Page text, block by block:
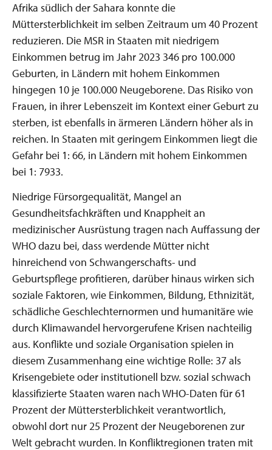
Afrika südlich der Sahara konnte die
Müttersterblichkeit im selben Zeitraum um 40 Prozent
reduzieren. Die MSR in Staaten mit niedrigem
Einkommen betrug im Jahr 2023 346 pro 100.000
Geburten, in Ländern mit hohem Einkommen
hingegen 10 je 100.000 Neugeborene. Das Risiko von
Frauen, in ihrer Lebenszeit im Kontext einer Geburt zu
sterben, ist ebenfalls in ärmeren Ländern höher als in
reichen. In Staaten mit geringem Einkommen liegt die
Gefahr bei 1: 66, in Ländern mit hohem Einkommen
bei 1: 7933.
Niedrige Fürsorgequalität, Mangel an
Gesundheitsfachkräften und Knappheit an
medizinischer Ausrüstung tragen nach Auffassung der
WHO dazu bei, dass werdende Mütter nicht
hinreichend von Schwangerschafts- und
Geburtspflege profitieren, darüber hinaus wirken sich
soziale Faktoren, wie Einkommen, Bildung, Ethnizität,
schädliche Geschlechternormen und humanitäre wie
durch Klimawandel hervorgerufene Krisen nachteilig
aus. Konflikte und soziale Organisation spielen in
diesem Zusammenhang eine wichtige Rolle: 37 als
Krisengebiete oder institutionell bzw. sozial schwach
klassifizierte Staaten waren nach WHO-Daten für 61
Prozent der Müttersterblichkeit verantwortlich,
obwohl dort nur 25 Prozent der Neugeborenen zur
Welt gebracht wurden. In Konfliktregionen traten mit